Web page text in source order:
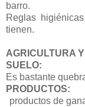
barro.
Reglas
tienen.
AGRICULTURA
SUELO:
Es bastante
PRODUCTOS:
productos de